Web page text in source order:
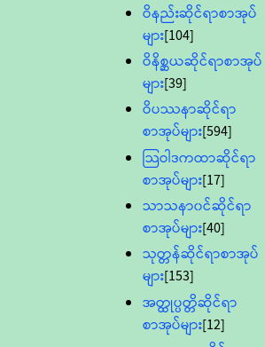
ဝိနည်းဆိုင်ရာစာအုပ်
များ[104]
ဝိနိစ္ဆယဆိုင်ရာစာအုပ်
များ[39]
ဝိပဿနာဆိုင်ရာ
စာအုပ်များ[594]
သြဝါဒကထာဆိုင်ရာ
စာအုပ်များ[17]
သာသနာ၀င်ဆိုင်ရာ
စာအုပ်များ[40]
သုတ္တန်ဆိုင်ရာစာအုပ်
များ[153]
အတ္ထုပ္ပတ္တိဆိုင်ရာ
စာအုပ်များ[12]